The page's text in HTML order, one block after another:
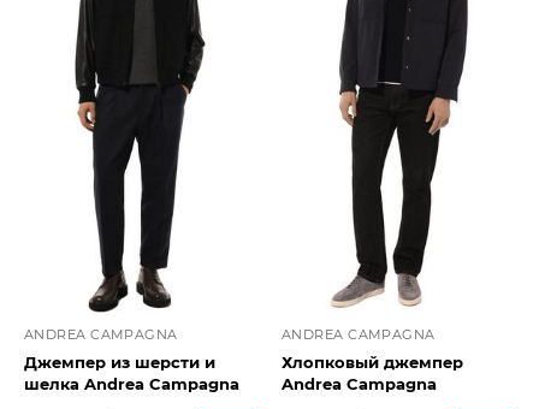
ANDREA CAMPAGNA
Джемпер из шерсти и
шелка Andrea Campagna
ANDREA CAMPAGNA
Хлопковый джемпер
Andrea Campagna